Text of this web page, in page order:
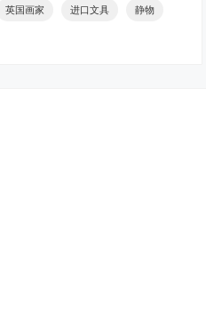
英国画家 进口文具 静物